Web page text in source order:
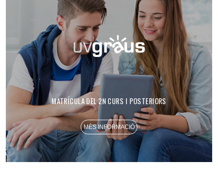
MATRÍCULA DEL 2N CURS I POSTERIORS
MÉS INFORMACIÓ